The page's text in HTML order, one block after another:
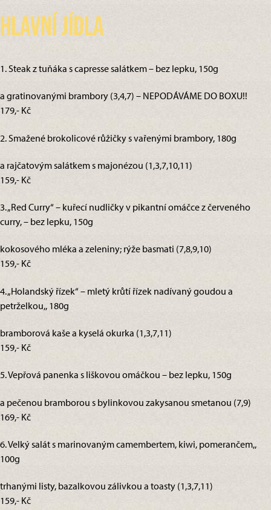
Hlavní jídla
1. Steak z tuňáka s capresse salátkem – bez lepku, 150g
a gratinovanými brambory (3,4,7) – NEPODÁVÁME DO BOXU!!
179,- Kč
2. Smažené brokolicové růžičky s vařenými brambory, 180g
a rajčatovým salátkem s majonézou (1,3,7,10,11)
159,- Kč
3. „Red Curry“ – kuřecí nudličky v pikantní omáčce z červeného
curry, – bez lepku, 150g
kokosového mléka a zeleniny; rýže basmati (7,8,9,10)
159,- Kč
4. „Holandský řízek“ – mletý krůtí řízek nadívaný goudou a
petrželkou,, 180g
bramborová kaše a kyselá okurka (1,3,7,11)
159,- Kč
5. Vepřová panenka s liškovou omáčkou – bez lepku, 150g
a pečenou bramborou s bylinkovou zakysanou smetanou (7,9)
169,- Kč
6. Velký salát s marinovaným camembertem, kiwi, pomerančem,,
100g
trhanými listy, bazalkovou zálivkou a toasty (1,3,7,11)
159,- Kč